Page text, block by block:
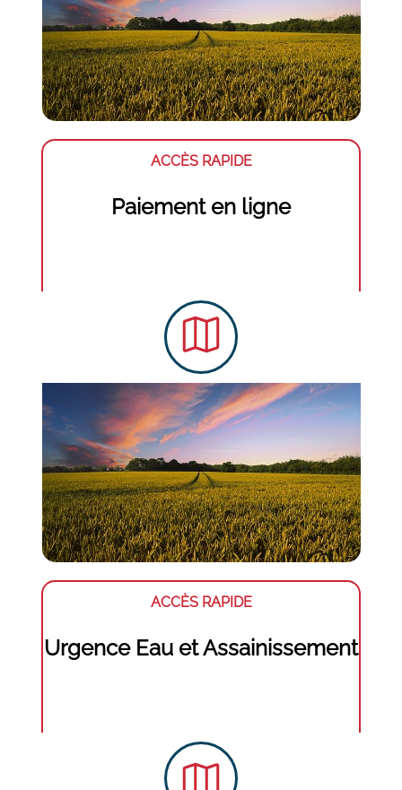
ACCÈS RAPIDE
Paiement en ligne
ACCÈS RAPIDE
Urgence Eau et Assainissement